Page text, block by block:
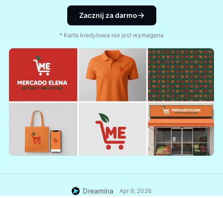
Zacznij za darmo
* Karta kredytowa nie jest wymagana
Dreamina Apr 9, 2026